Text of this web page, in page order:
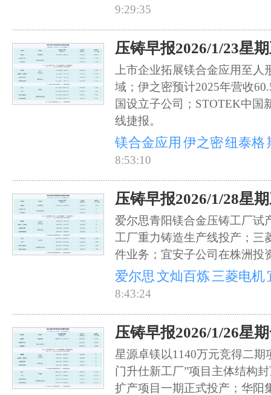
9:29:35
压铸早报2026/1/23星
上市企业拓展镁合金应用至
域；伊之密预计2025年营收
国设立子公司；STOTEK中国
线捷报。
镁合金应用 伊之密纽泰格
8:53:10
压铸早报2026/1/28星
爱尔思青阳镁合金压铸工厂试
工厂重力铸造生产线投产；三
件业务；宜安子公司在株洲投
爱尔思文灿百炼三菱电机
8:43:24
压铸早报2026/1/26星
星源卓镁以1140万元竞得二期
门升仕新工厂”项目主体结构
扩产项目一期正式投产；华阳